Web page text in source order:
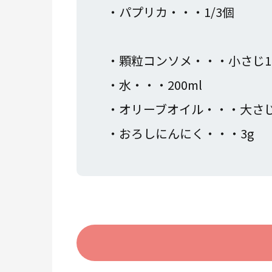
・パプリカ・・・1/3個
・顆粒コンソメ・
・水・・・200ml
・オリーブオイル・・・大さ
・おろしにんにく・・・3g